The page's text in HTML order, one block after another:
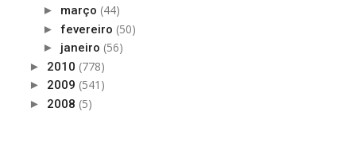
► março (44)
► fevereiro (50)
► janeiro (56)
► 2010 (778)
► 2009 (541)
► 2008 (5)